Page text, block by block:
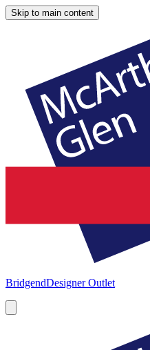
Skip to main content
BridgendDesigner Outlet